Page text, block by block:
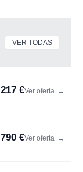
VER TODAS
217 €Ver oferta →
790 €Ver oferta →